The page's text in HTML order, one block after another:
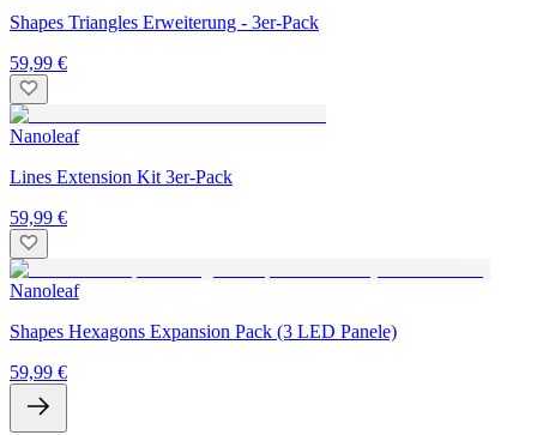
Shapes Triangles Erweiterung - 3er-Pack
59,99 €
Nanoleaf
Lines Extension Kit 3er-Pack
59,99 €
Nanoleaf
Shapes Hexagons Expansion Pack (3 LED Panele)
59,99 €